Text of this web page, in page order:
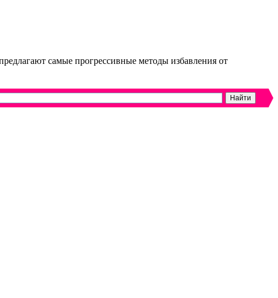
самые прогрессивные методы избавления от